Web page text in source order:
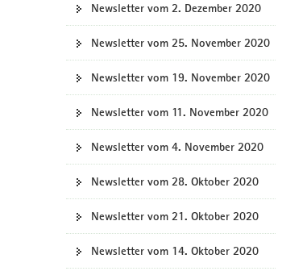
Newsletter vom 2. Dezember 2020
Newsletter vom 25. November 2020
Newsletter vom 19. November 2020
Newsletter vom 11. November 2020
Newsletter vom 4. November 2020
Newsletter vom 28. Oktober 2020
Newsletter vom 21. Oktober 2020
Newsletter vom 14. Oktober 2020